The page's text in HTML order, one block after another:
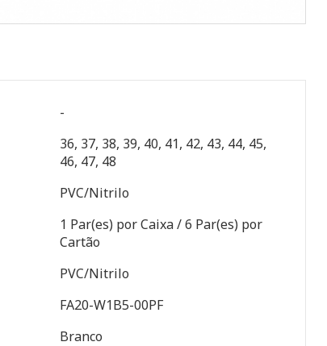
-
36, 37, 38, 39, 40, 41, 42, 43, 44, 45,
46, 47, 48
PVC/Nitrilo
1 Par(es) por Caixa / 6 Par(es) por
Cartão
PVC/Nitrilo
FA20-W1B5-00PF
Branco